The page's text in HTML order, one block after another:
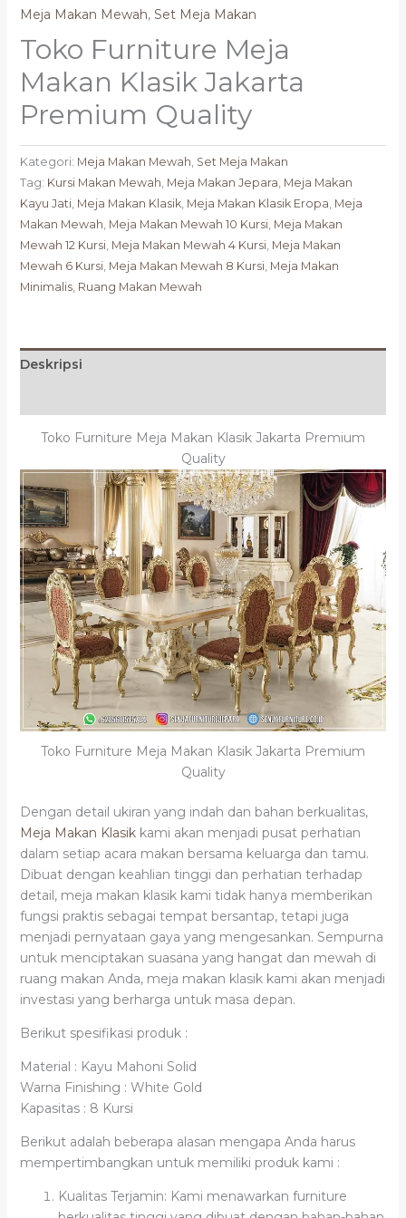
Meja Makan Mewah, Set Meja Makan
Toko Furniture Meja
Makan Klasik Jakarta
Premium Quality
Kategori: Meja Makan Mewah Set Meja Makan
Tag: Kursi Makan Mewah Meja Makan Jepara Meja Makan
Kayu Jati, Meja Makan Klasik, Meja Makan Klasik Eropa Meja
Makan Mewah Meja Makan Mewah 10 Kursi, Meja Makan
Mewah 12 Kursi, Meja Makan Mewah 4 Kursi, Meja Makan
Mewah 6 Kursi, Meja Makan Mewah 8 Kursi, Meja Makan
Minimalis, Ruang Makan Mewah
Deskripsi
Toko Furniture Meja Makan Klasik Jakarta Premium
Quality
Toko Furniture Meja Makan Klasik Jakarta Premium
Quality
Dengan detail ukiran yang indah dan bahan berkualitas,
Meja Makan Klasikkami akan menjadi pusat perhatian
dalam setiap acara makan bersama keluarga dan tamu.
Dibuat dengan keahlian tinggi dan perhatian terhadap
detail, meja makan klasik kami tidak hanya memberikan
fungsi praktis sebagai tempat bersantap, tetapi juga
menjadi pernyataan gaya yang mengesankan. Sempurna
untuk menciptakan suasana yang hangat dan mewah di
ruang makan Anda, meja makan klasik kami akan menjadi
investasi yang berharga untuk masa depan.
Berikut spesifikasi produk :
Material : Kayu Mahoni Solid
Warna Finishing : White Gold
Kapasitas : 8 Kursi
Berikut adalah beberapa alasan mengapa Anda harus
mempertimbangkan untuk memiliki produk kami :
Kualitas Terjamin: Kami menawarkan furniture